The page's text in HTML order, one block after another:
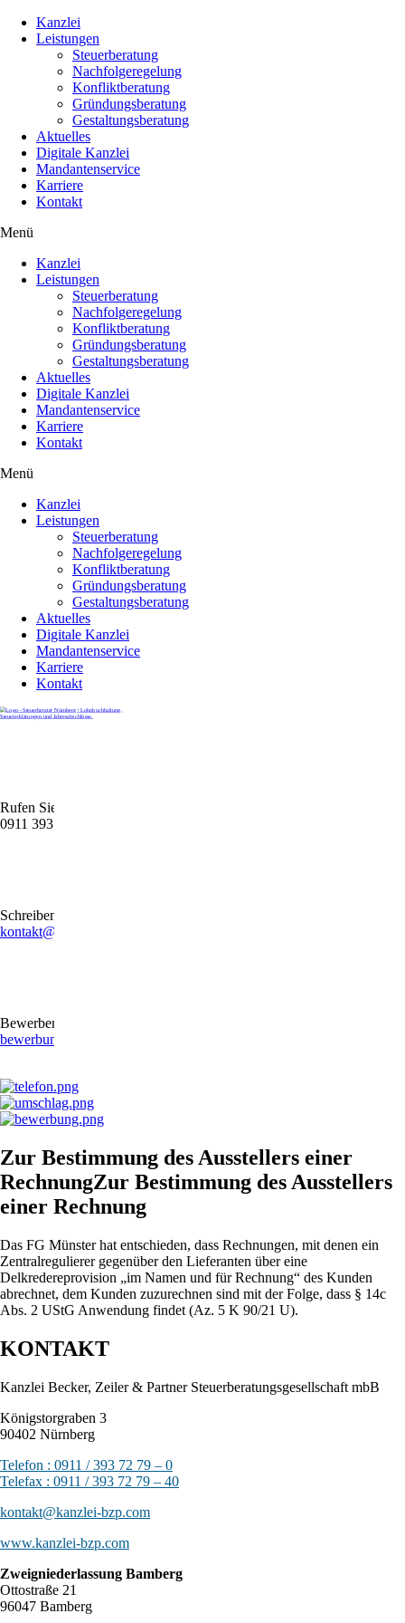
Kanzlei
Leistungen
Steuerberatung
Nachfolgeregelung
Konfliktberatung
Gründungsberatung
Gestaltungsberatung
Aktuelles
Digitale Kanzlei
Mandantenservice
Karriere
Kontakt
Menü
Kanzlei
Leistungen
Steuerberatung
Nachfolgeregelung
Konfliktberatung
Gründungsberatung
Gestaltungsberatung
Aktuelles
Digitale Kanzlei
Mandantenservice
Karriere
Kontakt
Menü
Kanzlei
Leistungen
Steuerberatung
Nachfolgeregelung
Konfliktberatung
Gründungsberatung
Gestaltungsberatung
Aktuelles
Digitale Kanzlei
Mandantenservice
Karriere
Kontakt
Rufen Sie uns gerne an
0911 39372790
Schreiben Sie uns gerne eine E-Mail
kontakt@stb-becker-zeiler.de
Bewerben Sie sich online oder per E-Mail
bewerbung@stb-becker-zeiler.de
Zur Bestimmung des Ausstellers einer
RechnungZur Bestimmung des Ausstellers
einer Rechnung
Das FG Münster hat entschieden, dass Rechnungen, mit denen ein
Zentralregulierer gegenüber den Lieferanten über eine
Delkredereprovision „im Namen und für Rechnung“ des Kunden
abrechnet, dem Kunden zuzurechnen sind mit der Folge, dass § 14c
Abs. 2 UStG Anwendung findet (Az. 5 K 90/21 U).
KONTAKT
Kanzlei Becker, Zeiler & Partner Steuerberatungsgesellschaft mbB
Königstorgraben 3
90402 Nürnberg
Telefon : 0911 / 393 72 79 – 0
Telefax : 0911 / 393 72 79 – 40
kontakt@kanzlei-bzp.com
www.kanzlei-bzp.com
Zweigniederlassung Bamberg
Ottostraße 21
96047 Bamberg